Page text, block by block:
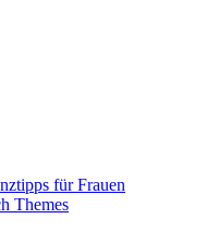
für Frauen
Themes